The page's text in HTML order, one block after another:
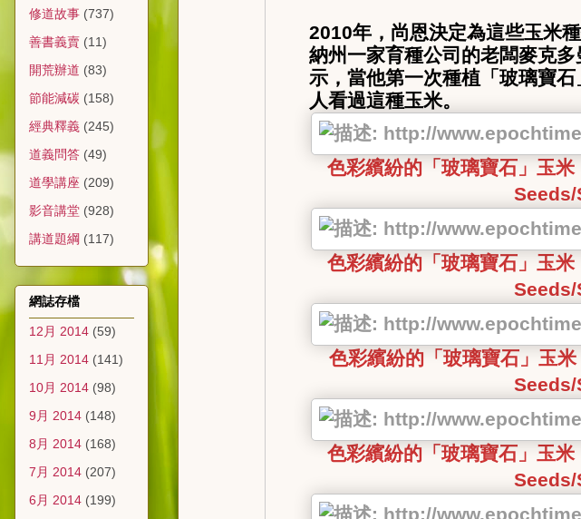
2010年，尚恩決定為這些玉米
納州一家育種公司的老闆麥克多
示，當他第一次種植「玻璃寶
人看過這種玉米。
色彩繽紛的「玻璃寶石」玉米
Seeds/
色彩繽紛的「玻璃寶石」玉米
Seeds/
色彩繽紛的「玻璃寶石」玉米
Seeds/
色彩繽紛的「玻璃寶石」玉米
Seeds/
修道故事 (737)
善書義賣 (11)
開荒辦道 (83)
節能減碳 (158)
經典釋義 (245)
道義問答 (49)
道學講座 (209)
影音講堂 (928)
講道題綱 (117)
網誌存檔
12月 2014 (59)
11月 2014 (141)
10月 2014 (98)
9月 2014 (148)
8月 2014 (168)
7月 2014 (207)
6月 2014 (199)